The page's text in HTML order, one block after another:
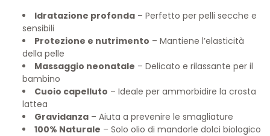
Idratazione profonda – Perfetto per pelli secche e
sensibili
Protezione e nutrimento – Mantiene l’elasticità
della pelle
Massaggio neonatale – Delicato e rilassante per il
bambino
Cuoio capelluto – Ideale per ammorbidire la crosta
lattea
Gravidanza – Aiuta a prevenire le smagliature
100% Naturale – Solo olio di mandorle dolci biologico